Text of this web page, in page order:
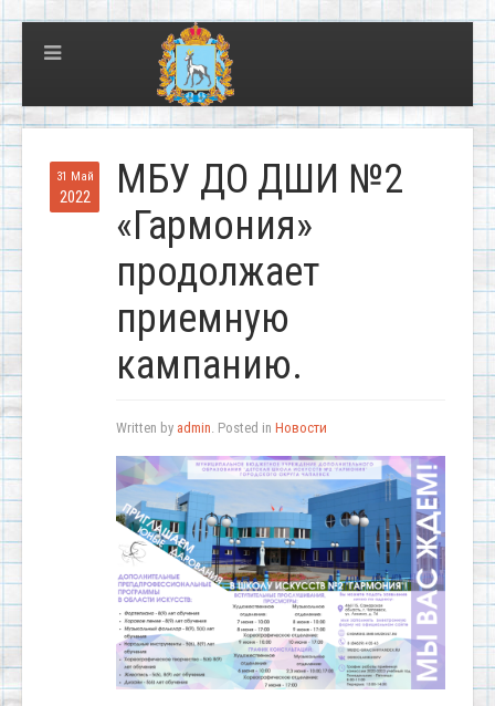
31 Май
2022
МБУ ДО ДШИ №2
«Гармония»
продолжает
приемную
кампанию.
Written by admin. Posted in Новости